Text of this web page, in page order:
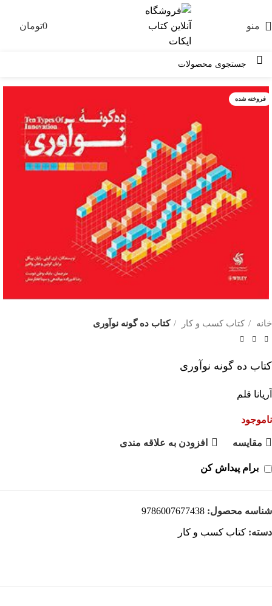
منو 0تومان
فروخته شده
خانه کتاب کسب و کار کتاب ده گونه نوآوری
کتاب ده گونه نوآوری
آریانا قلم
ناموجود
مقايسه افزودن به علاقه مندی
برام پیداش کن
شناسه محصول: 9786007677438
دسته: کتاب کسب و کار